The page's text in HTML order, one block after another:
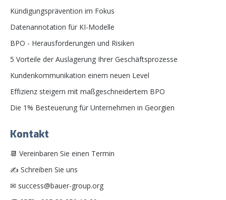
Kündigungsprävention im Fokus
Datenannotation für KI-Modelle
BPO - Herausforderungen und Risiken
5 Vorteile der Auslagerung Ihrer Geschäftsprozesse
Kundenkommunikation einem neuen Level
Effizienz steigern mit maßgeschneidertem BPO
Die 1% Besteuerung für Unternehmen in Georgien
Kontakt
📆 Vereinbaren Sie einen Termin
✍ Schreiben Sie uns
✉ success@bauer-group.org